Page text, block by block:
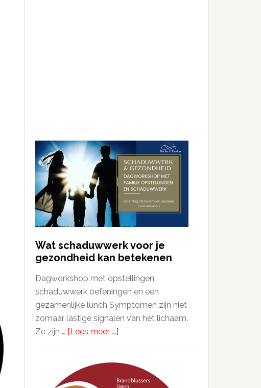
Wat schaduwwerk voor je
gezondheid kan betekenen
Dagworkshop met opstellingen,
schaduwwerk oefeningen en een
gezamenlijke lunch Symptomen zijn niet
zomaar lastige signalen van het lichaam.
Ze zijn … [Lees meer ...]